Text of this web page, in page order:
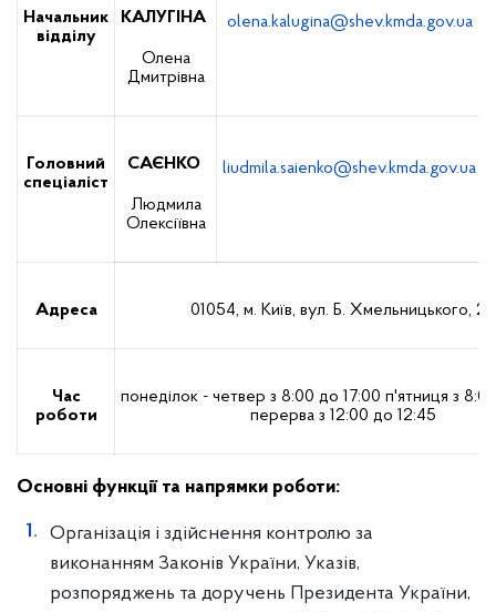
Начальник
відділу
КАЛУГІНА
Олена
Дмитрівна
olena.kalugina@shev.kmda.gov.ua
Головний
спеціаліст
САЄНКО
Людмила
Олексіївна
liudmila.saienko@shev.kmda.gov.ua
Адреса 01054, м. Київ, вул. Б. Хмельницького, 24
Час
роботи
понеділок - четвер з 8:00 до 17:00 п'ятниця з
перерва з 12:00 до 12:45
Основнi функцiї та напрямки роботи:
Організація і здійснення контролю за
виконанням Законів України, Указів,
розпоряджень та доручень Президента України,